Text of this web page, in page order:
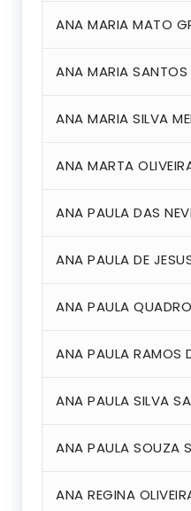
ANA MARIA MATO
ANA MARIA SANTOS
ANA MARIA SILVA
ANA MARTA
ANA PAULA DAS
ANA PAULA DE
ANA PAULA
ANA PAULA RAMOS
ANA PAULA SILVA
ANA PAULA SOUZA
ANA REGINA